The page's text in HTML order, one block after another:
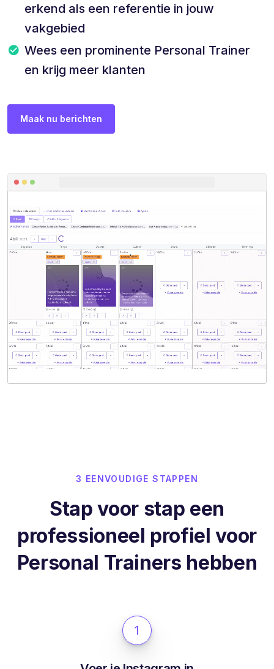
erkend als een referentie in jouw
vakgebied
Wees een prominente Personal Trainer
en krijg meer klanten
Maak nu berichten
3 EENVOUDIGE STAPPEN
Stap voor stap een
professioneel profiel voor
Personal Trainers hebben
1